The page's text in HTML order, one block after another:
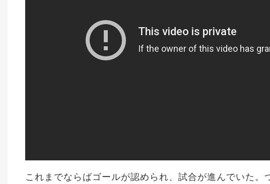
これまでならばゴールが認められ、試合が進んでいた。